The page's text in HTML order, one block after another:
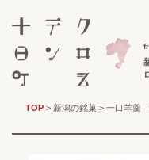
TOP> 新潟の銘菓> 一口羊羹